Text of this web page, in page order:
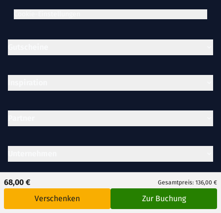
68,00 € Gesamtpreis: 136,00 €
Verschenken Zur Buchung
Rechtliches